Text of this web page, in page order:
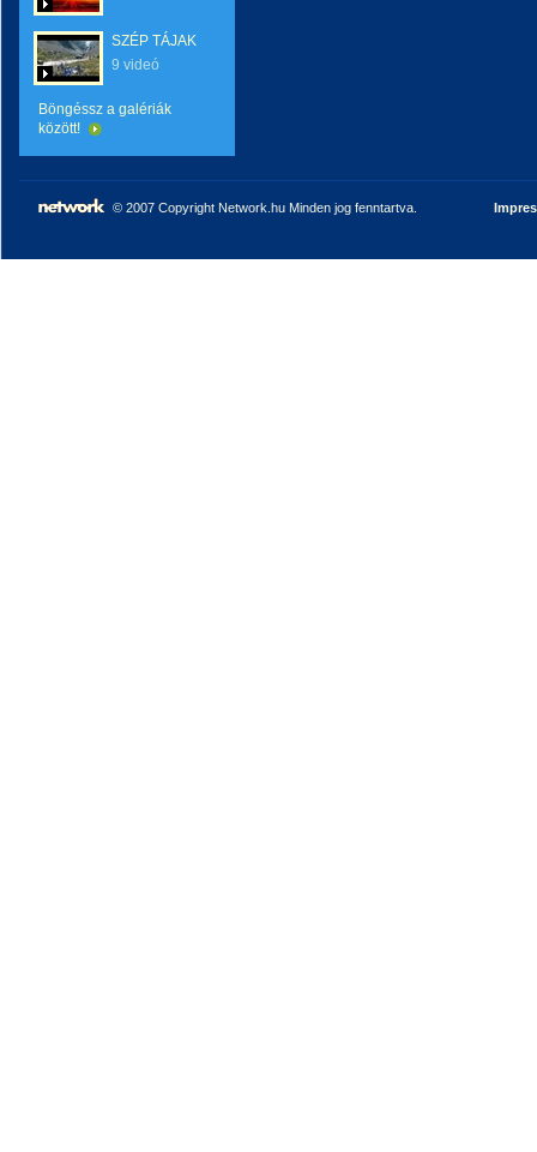
SZÉP TÁJAK
9 videó
Böngéssz a galériák
között!
© 2007 Copyright Network.hu Minden jog fenntartva.